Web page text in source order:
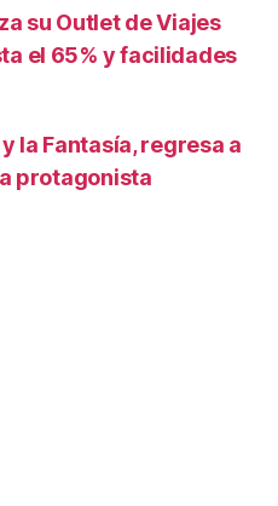
su Outlet de Viajes
el 65% y facilidades
la Fantasía, regresa a
protagonista